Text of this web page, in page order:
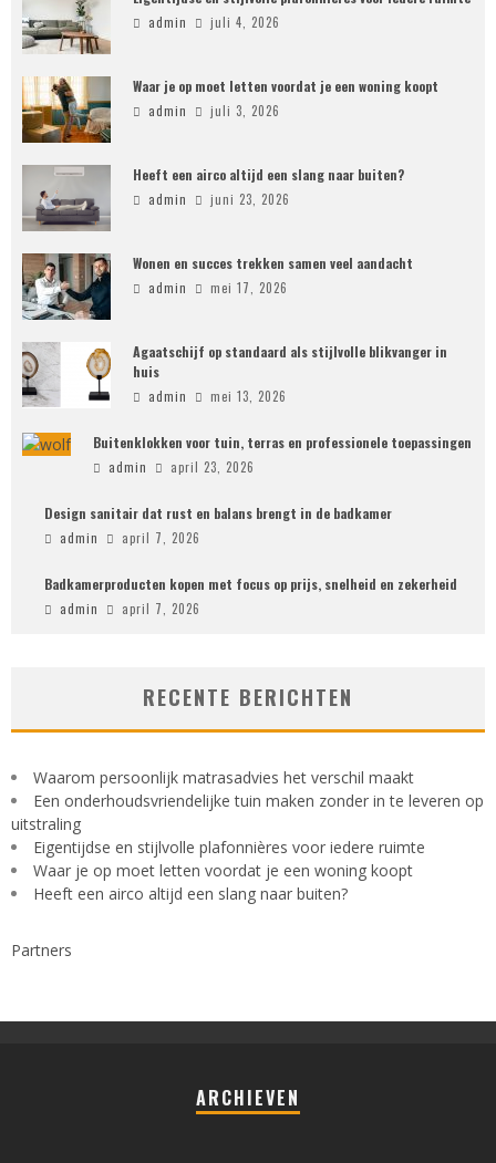
admin juli 4, 2026
Waar je op moet letten voordat je een woning koopt
admin juli 3, 2026
Heeft een airco altijd een slang naar buiten?
admin juni 23, 2026
Wonen en succes trekken samen veel aandacht
admin mei 17, 2026
Agaatschijf op standaard als stijlvolle blikvanger in
huis
admin mei 13, 2026
Buitenklokken voor tuin, terras en professionele toepassingen
admin april 23, 2026
Design sanitair dat rust en balans brengt in de badkamer
admin april 7, 2026
Badkamerproducten kopen met focus op prijs, snelheid en zekerheid
admin april 7, 2026
RECENTE BERICHTEN
Waarom persoonlijk matrasadvies het verschil maakt
Een onderhoudsvriendelijke tuin maken zonder in te leveren op
uitstraling
Eigentijdse en stijlvolle plafonnières voor iedere ruimte
Waar je op moet letten voordat je een woning koopt
Heeft een airco altijd een slang naar buiten?
Partners
ARCHIEVEN